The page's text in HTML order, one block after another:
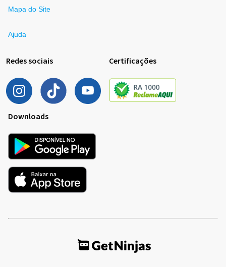
Mapa do Site
Ajuda
Redes sociais Certificações
Downloads